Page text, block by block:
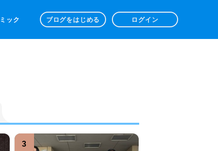
ック ブログをはじめる ログイン
3